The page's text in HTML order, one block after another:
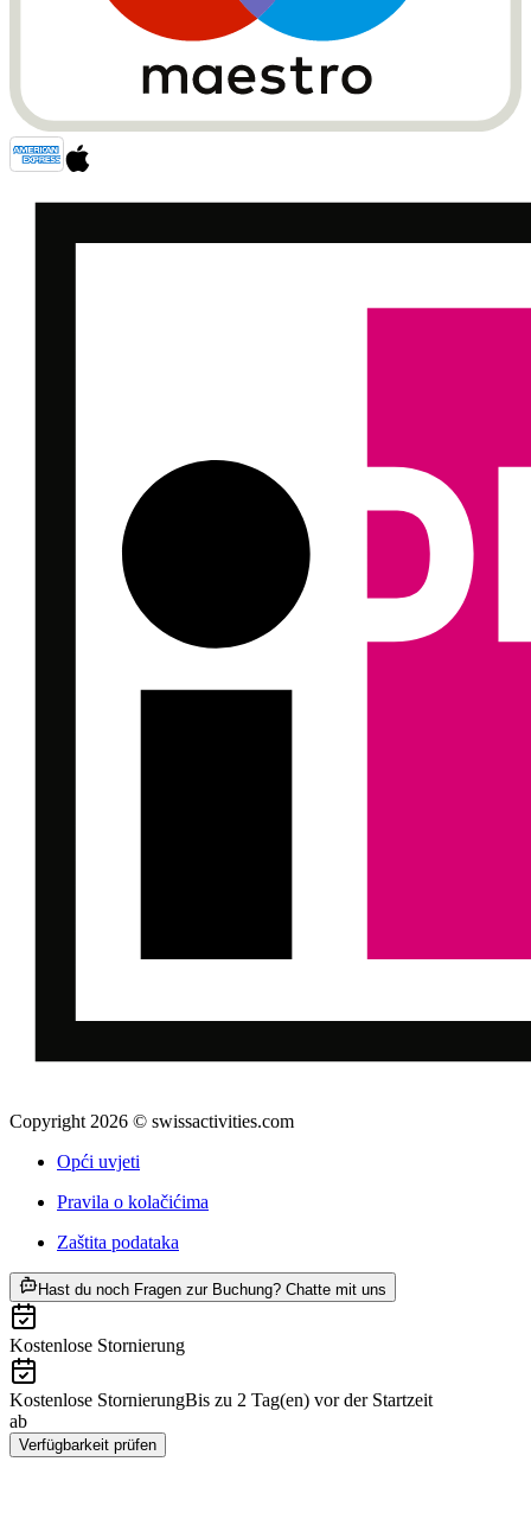
Copyright 2026 © swissactivities.com
Opći uvjeti
Pravila o kolačićima
Zaštita podataka
Hast du noch Fragen zur Buchung? Chatte mit uns
Kostenlose Stornierung
Kostenlose StornierungBis zu 2 Tag(en) vor der Startzeit
ab
Verfügbarkeit prüfen